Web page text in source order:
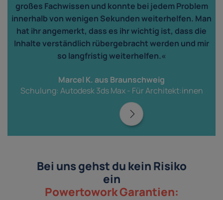
großes Fachwissen und konnte bei jedem Problem
innerhalb von wenigen Sekunden weiterhelfen. Man
hat ihr angemerkt, dass es ihr wichtig ist, dass die
Inhalte verständlich rübergebracht werden und mir
so langfristig weiterhelfen.«
Marcel K. aus Braunschweig
Schulung: Autodesk 3ds Max - Für Architekt:innen
Bei uns gehst du kein Risiko
ein
Powertowork Garantien: